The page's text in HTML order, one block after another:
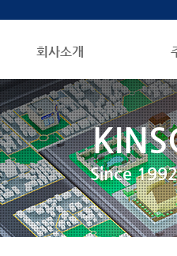
회사소개
Since